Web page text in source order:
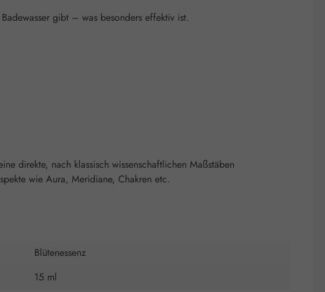
gibt – was besonders effektiv ist.
direkte, nach klassisch wissenschaftlichen Maßstäben
wie Aura, Meridiane, Chakren etc.
Blütenessenz
15 ml